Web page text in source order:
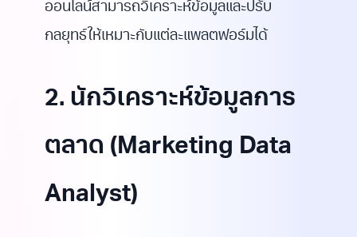
ออนไลน์สามารถวิเคราะห์ข้อมูลและปรับ
กลยุทธ์ให้เหมาะกับแต่ละแพลตฟอร์มได้
2. นักวิเคราะห์ข้อมูลการ
ตลาด (Marketing Data
Analyst)